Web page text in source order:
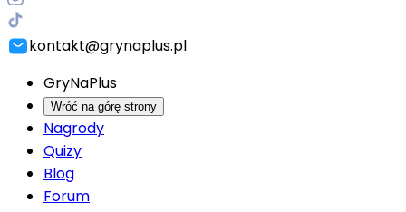
kontakt@grynaplus.pl
GryNaPlus
Wróć na górę strony
Nagrody
Quizy
Blog
Forum